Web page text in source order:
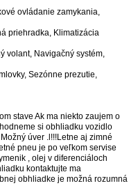
ovládanie zamykania,
priehradka, Klimatizácia
volant, Navigačný systém,
Sezónne prezutie,
stave Ak ma niekto zaujem o
si obhliadku vozidlo
úver .l!!!Letne aj zimné
pneu je po veľkom servise
, olej v diferenciáloch
kontaktujte ma
obhliadke je možná rozumná